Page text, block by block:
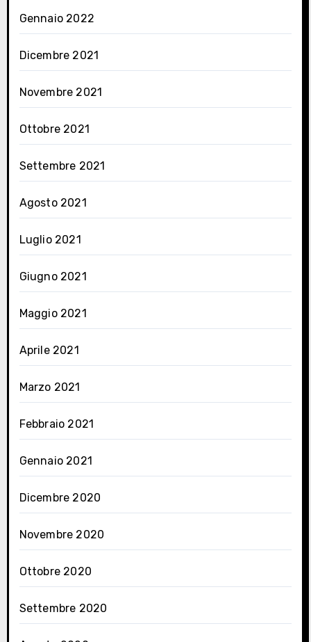
Gennaio 2022
Dicembre 2021
Novembre 2021
Ottobre 2021
Settembre 2021
Agosto 2021
Luglio 2021
Giugno 2021
Maggio 2021
Aprile 2021
Marzo 2021
Febbraio 2021
Gennaio 2021
Dicembre 2020
Novembre 2020
Ottobre 2020
Settembre 2020